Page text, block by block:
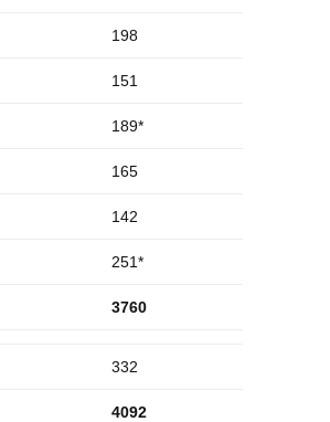
198
151
189*
165
142
251*
3760
332
4092